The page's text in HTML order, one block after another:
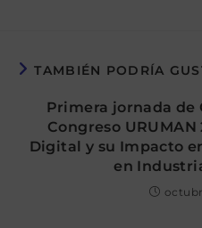
TAMBIÉN PODRÍA
Primera jornada de
Congreso URUMAN
Digital y su Impacto
en